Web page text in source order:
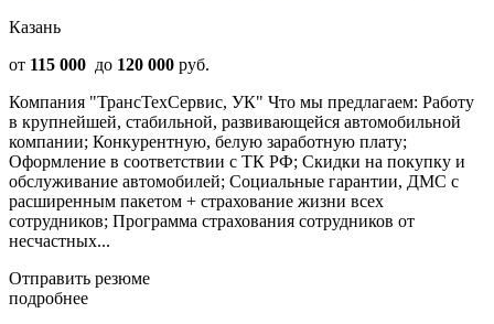
Казань
от 115 000 до 120 000 руб.
Компания "ТрансТехСервис, УК" Что мы предлагаем: Работу
в крупнейшей, стабильной, развивающейся автомобильной
компании; Конкурентную, белую заработную плату;
Оформление в соответствии с ТК РФ; Скидки на покупку и
обслуживание автомобилей; Социальные гарантии, ДМС с
расширенным пакетом + страхование жизни всех
сотрудников; Программа страхования сотрудников от
несчастных...
Отправить резюме
подробнее